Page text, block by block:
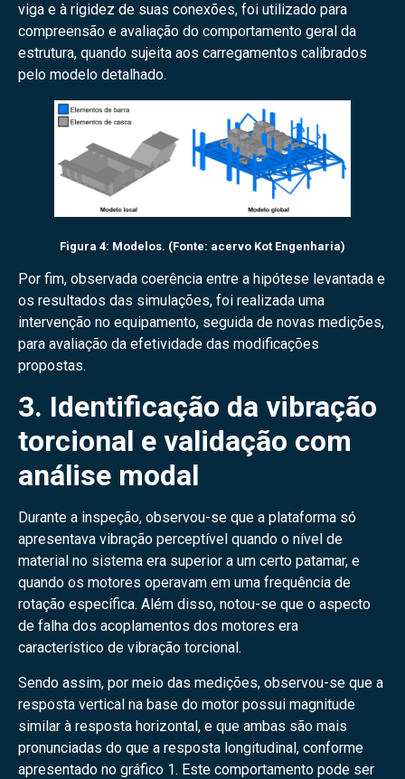
viga e à rigidez de suas conexões, foi utilizado para
compreensão e avaliação do comportamento geral da
estrutura, quando sujeita aos carregamentos calibrados
pelo modelo detalhado.
Figura 4: Modelos. (Fonte: acervo Kot Engenharia)
Por fim, observada coerência entre a hipótese levantada e
os resultados das simulações, foi realizada uma
intervenção no equipamento, seguida de novas medições,
para avaliação da efetividade das modificações
propostas.
3. Identificação da vibração
torcional e validação com
análise modal
Durante a inspeção, observou-se que a plataforma só
apresentava vibração perceptível quando o nível de
material no sistema era superior a um certo patamar, e
quando os motores operavam em uma frequência de
rotação específica. Além disso, notou-se que o aspecto
de falha dos acoplamentos dos motores era
característico de vibração torcional.
Sendo assim, por meio das medições, observou-se que a
resposta vertical na base do motor possui magnitude
similar à resposta horizontal, e que ambas são mais
pronunciadas do que a resposta longitudinal, conforme
apresentado no gráfico 1. Este comportamento pode ser